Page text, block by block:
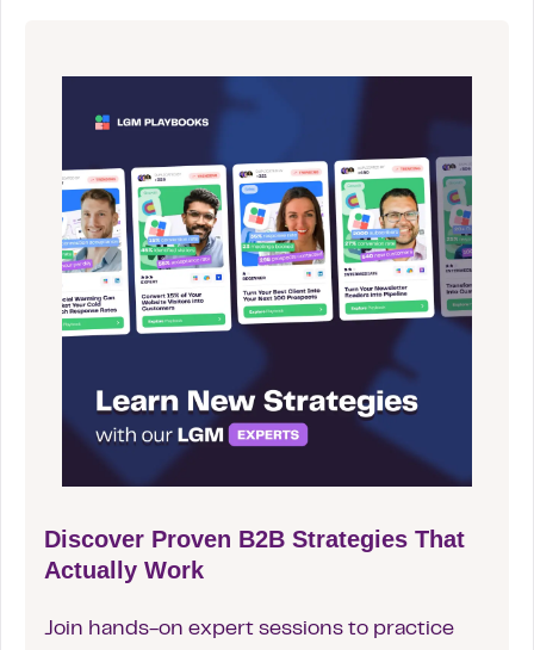
Discover Proven B2B Strategies That
Actually Work
Join hands-on expert sessions to practice